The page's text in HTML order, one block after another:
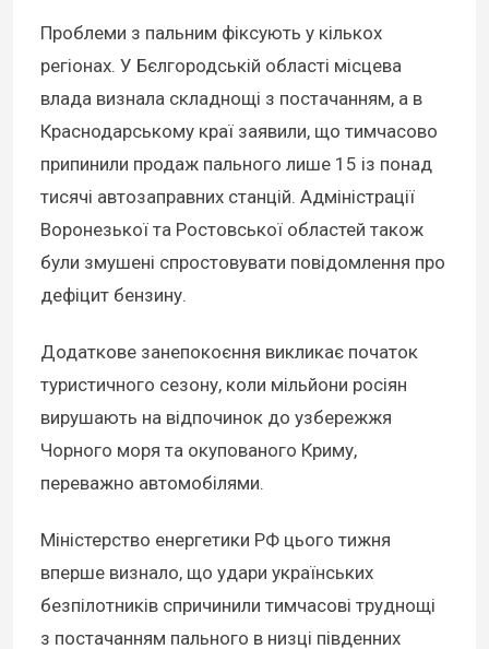
Проблеми з пальним фіксують у кількох
регіонах. У Бєлгородській області місцева
влада визнала складнощі з постачанням, а в
Краснодарському краї заявили, що тимчасово
припинили продаж пального лише 15 із понад
тисячі автозаправних станцій. Адміністрації
Воронезької та Ростовської областей також
були змушені спростовувати повідомлення про
дефіцит бензину.
Додаткове занепокоєння викликає початок
туристичного сезону, коли мільйони росіян
вирушають на відпочинок до узбережжя
Чорного моря та окупованого Криму,
переважно автомобілями.
Міністерство енергетики РФ цього тижня
вперше визнало, що удари українських
безпілотників спричинили тимчасові труднощі
з постачанням пального в низці південних